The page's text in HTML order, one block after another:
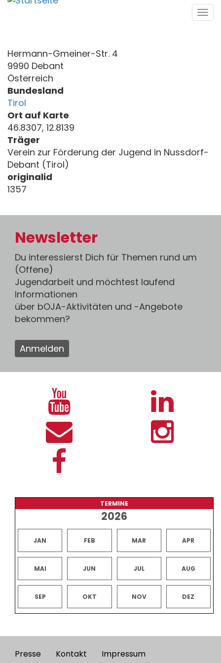
Direkt
Hermann-Gmeiner-Str. 4
9990 Debant
Österreich
Bundesland
Tirol
Ort auf Karte
46.8307, 12.8139
Träger
Verein zur Förderung der Jugend in Nussdorf-
Debant (Tirol)
originalid
1357
Newsletter
Du interessierst Dich für Themen rund um
(Offene)
Jugendarbeit und möchtest laufend
Informationen
über bOJA-Aktivitäten und -Angebote
bekommen?
Anmelden
TERMINE
2026
JAN FEB MAR APR
MAI JUN JUL AUG
SEP OKT NOV DEZ
Presse Kontakt Impressum